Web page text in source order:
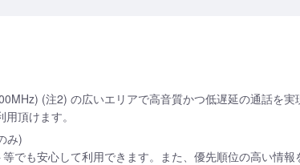
(注2) の広いエリアで高音質かつ低遅延の通話を実
頂けます。
み)
でも安心して利用できます。また、優先順位の高い情